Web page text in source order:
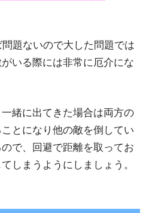
題ないので大した問題では
いる際には非常に厄介にな
緒に出てきた場合は両方の
とになり他の敵を倒してい
で、回避で距離を取ってお
しまうようにしましょう。